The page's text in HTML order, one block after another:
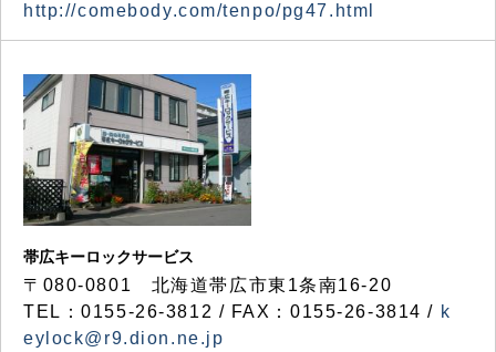
http://comebody.com/tenpo/pg47.html
帯広キーロックサービス
〒080-0801 北海道帯広市東1条南16-20
TEL：0155-26-3812 / FAX：0155-26-3814 / k
eylock@r9.dion.ne.jp